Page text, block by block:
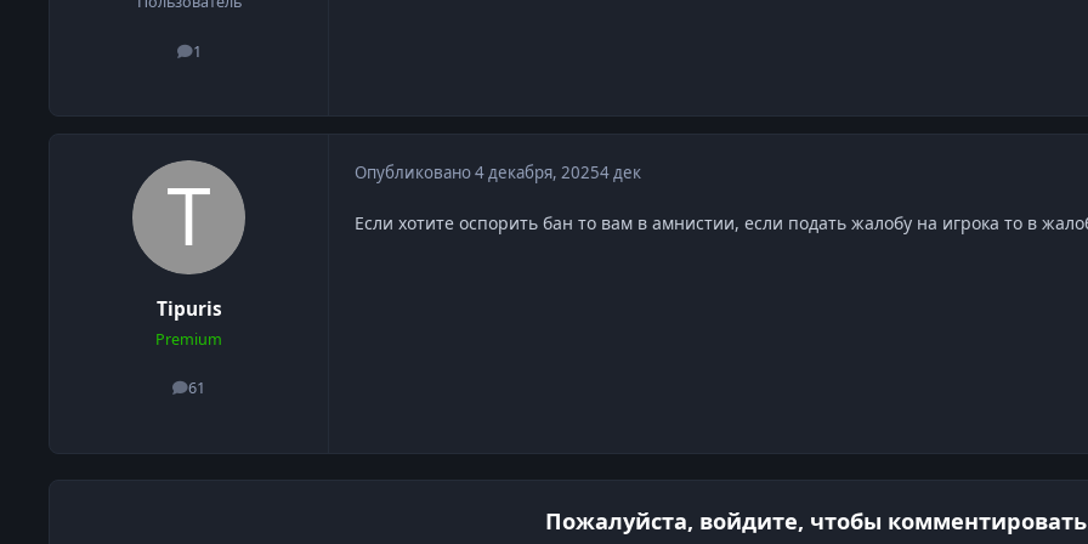
1
сообщения
Tipuris
Premium
61
сообщения
Опубликовано4 декабря, 20254 дек
Если хотите оспорить бан то вам в амнистии, если подать жалобу на игрока то в
Пожалуйста, войдите, чтобы комментировать